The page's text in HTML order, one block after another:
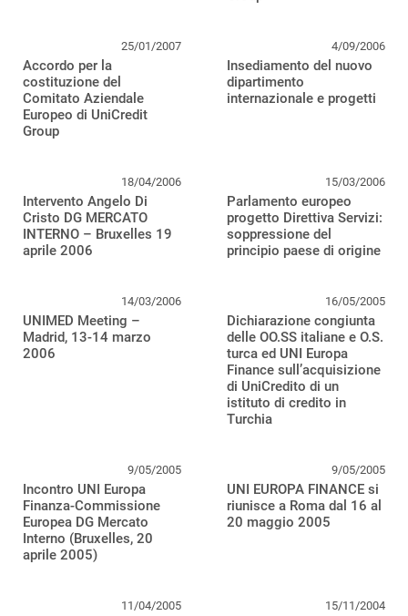
25/01/2007
Accordo per la
costituzione del
Comitato Aziendale
Europeo di UniCredit
Group
4/09/2006
Insediamento del nuovo
dipartimento
internazionale e progetti
18/04/2006
Intervento Angelo Di
Cristo DG MERCATO
INTERNO – Bruxelles 19
aprile 2006
15/03/2006
Parlamento europeo
progetto Direttiva Servizi:
soppressione del
principio paese di origine
14/03/2006
UNIMED Meeting –
Madrid, 13-14 marzo
2006
16/05/2005
Dichiarazione congiunta
delle OO.SS italiane e O.S.
turca ed UNI Europa
Finance sull’acquisizione
di UniCredito di un
istituto di credito in
Turchia
9/05/2005
Incontro UNI Europa
Finanza-Commissione
Europea DG Mercato
Interno (Bruxelles, 20
aprile 2005)
9/05/2005
UNI EUROPA FINANCE si
riunisce a Roma dal 16 al
20 maggio 2005
11/04/2005 15/11/2004